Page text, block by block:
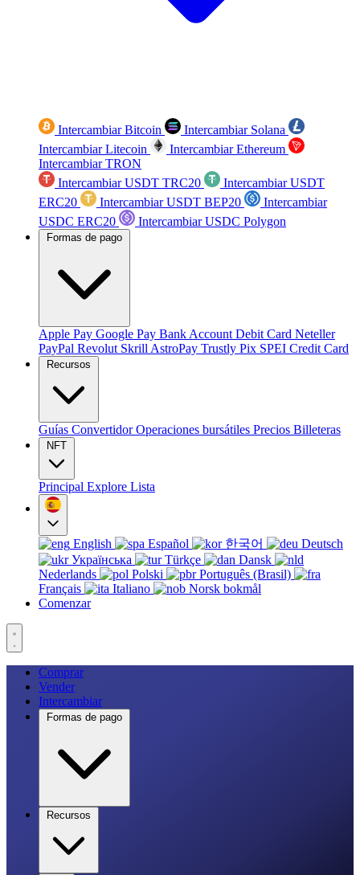
Intercambiar Bitcoin
Intercambiar Solana
Intercambiar Litecoin
Intercambiar Ethereum
Intercambiar TRON
Intercambiar USDT TRC20
Intercambiar USDT
ERC20
Intercambiar USDT BEP20
Intercambiar
USDC ERC20
Intercambiar USDC Polygon
Formas de pago
Apple Pay Google Pay Bank Account Debit Card Neteller
PayPal Revolut Skrill AstroPay Trustly Pix SPEI Credit Card
Recursos
Guías ConvertidorOperaciones bursátiles Precios Billeteras
NFT
Principal Explore Lista
English Español 한국어
Deutsch
Українська
Türkçe
Dansk
Nederlands
Polski
Português (Brasil)
Français
Italiano
Norsk bokmål
Comenzar
Comprar
Vender
Intercambiar
Formas de pago
Recursos